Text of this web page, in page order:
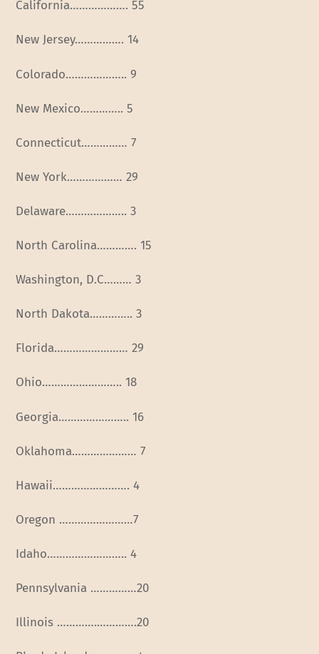
California………………. 55
New Jersey……………. 14
Colorado……………….. 9
New Mexico………….. 5
Connecticut…………… 7
New York……………… 29
Delaware……………….. 3
North Carolina…………. 15
Washington, D.C……… 3
North Dakota………….. 3
Florida…………………… 29
Ohio…………………….. 18
Georgia………………….. 16
Oklahoma………………… 7
Hawaii……………………. 4
Oregon ……………………7
Idaho…………………….. 4
Pennsylvania ……………20
Illinois ………….………….20